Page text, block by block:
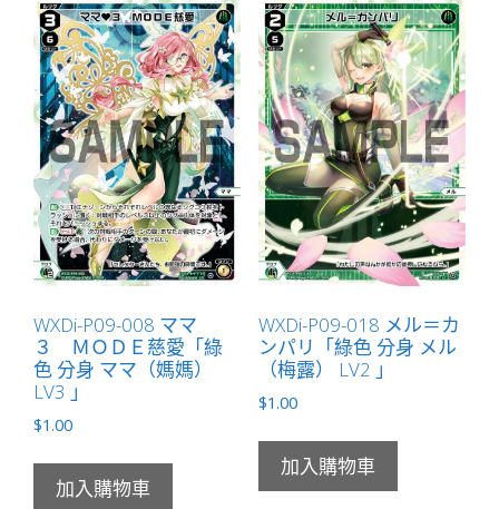
電
機
LV3
無
LB」
數
量
WXDi-P09-008 ママ
３ ＭＯＤＥ慈愛「綠
色 分身 ママ（媽媽）
LV3 」
$1.00
加入購物車
WXDi-P09-018 メル＝カ
ンパリ「綠色 分身 メル
（梅露） LV2 」
$1.00
加入購物車